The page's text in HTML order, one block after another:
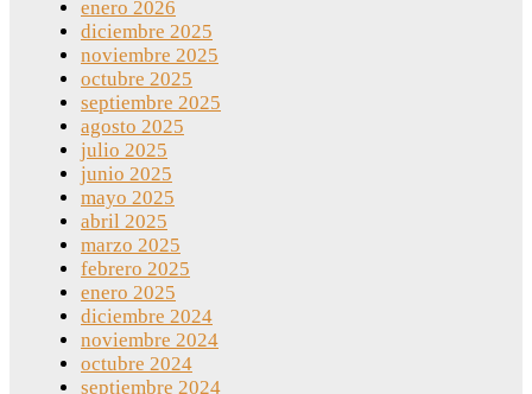
enero 2026
diciembre 2025
noviembre 2025
octubre 2025
septiembre 2025
agosto 2025
julio 2025
junio 2025
mayo 2025
abril 2025
marzo 2025
febrero 2025
enero 2025
diciembre 2024
noviembre 2024
octubre 2024
septiembre 2024